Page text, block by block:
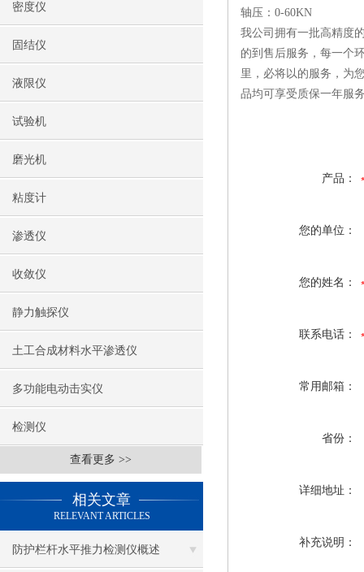
密度仪
固结仪
液限仪
试验机
磨光机
粘度计
渗透仪
收敛仪
静力触探仪
土工合成材料水平渗透仪
多功能电动击实仪
检测仪
查看更多 >>
相关文章
RELEVANT ARTICLES
防护栏杆水平推力检测仪概述
轴压：0-60KN
我公司拥有一批高精度
的到售后服务，每一个
里，必将以的服务，为
品均可享受质保一年服
产品：
您的单位：
您的姓名：
联系电话：
常用邮箱：
省份：
详细地址：
补充说明：